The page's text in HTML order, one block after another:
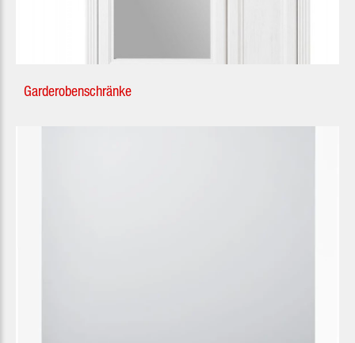
Garderobenschränke